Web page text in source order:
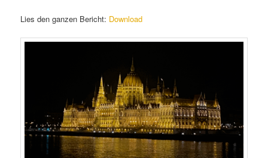
Lies den ganzen Bericht: Download